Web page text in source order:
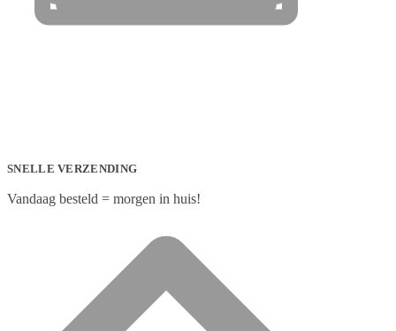
SNELLE VERZENDING
Vandaag besteld = morgen in huis!